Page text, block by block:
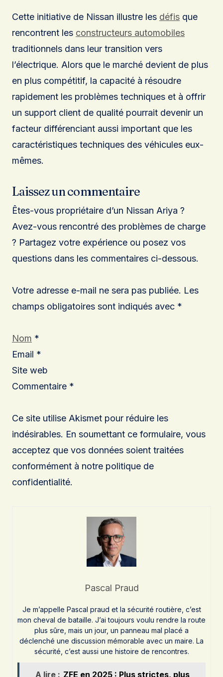
Cette initiative de Nissan illustre les défis que
rencontrent les constructeurs automobiles
traditionnels dans leur transition vers
l’électrique. Alors que le marché devient de plus
en plus compétitif, la capacité à résoudre
rapidement les problèmes techniques et à offrir
un support client de qualité pourrait devenir un
facteur différenciant aussi important que les
caractéristiques techniques des véhicules eux-
mêmes.
Laissez un commentaire
Êtes-vous propriétaire d’un Nissan Ariya ?
Avez-vous rencontré des problèmes de charge
? Partagez votre expérience ou posez vos
questions dans les commentaires ci-dessous.
Votre adresse e-mail ne sera pas publiée. Les
champs obligatoires sont indiqués avec *
Nom *
Email *
Site web
Commentaire *
Ce site utilise Akismet pour réduire les
indésirables. En soumettant ce formulaire, vous
acceptez que vos données soient traitées
conformément à notre politique de
confidentialité.
Pascal Praud
Je m’appelle Pascal praud et la sécurité routière, c’est
mon cheval de bataille. J’ai toujours voulu rendre la route
plus sûre, mais un jour, un panneau mal placé a
déclenché une discussion mémorable avec un maire. La
sécurité, c’est aussi une histoire de rencontres.
A lire : ZFE en 2025 : Plus strictes, plus